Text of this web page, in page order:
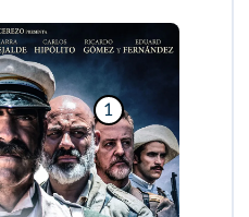
1